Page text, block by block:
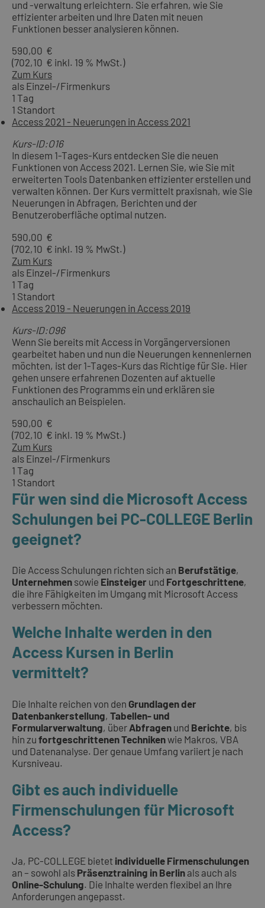
und -verwaltung erleichtern. Sie erfahren, wie Sie
effizienter arbeiten und Ihre Daten mit neuen
Funktionen besser analysieren können.
590,00 €
(702,10 € inkl. 19 % MwSt.)
Zum Kurs
als Einzel-/Firmenkurs
1 Tag
1 Standort
Access 2021 - Neuerungen in Access 2021
Kurs-ID:O16
In diesem 1-Tages-Kurs entdecken Sie die neuen
Funktionen von Access 2021. Lernen Sie, wie Sie mit
erweiterten Tools Datenbanken effizienter erstellen und
verwalten können. Der Kurs vermittelt praxisnah, wie Sie
Neuerungen in Abfragen, Berichten und der
Benutzeroberfläche optimal nutzen.
590,00 €
(702,10 € inkl. 19 % MwSt.)
Zum Kurs
als Einzel-/Firmenkurs
1 Tag
1 Standort
Access 2019 - Neuerungen in Access 2019
Kurs-ID:O96
Wenn Sie bereits mit Access in Vorgängerversionen
gearbeitet haben und nun die Neuerungen kennenlernen
möchten, ist der 1-Tages-Kurs das Richtige für Sie. Hier
gehen unsere erfahrenen Dozenten auf aktuelle
Funktionen des Programms ein und erklären sie
anschaulich an Beispielen.
590,00 €
(702,10 € inkl. 19 % MwSt.)
Zum Kurs
als Einzel-/Firmenkurs
1 Tag
1 Standort
Für wen sind die Microsoft Access
Schulungen bei PC-COLLEGE Berlin
geeignet?
Die Access Schulungen richten sich an Berufstätige,
Unternehmen sowie Einsteiger und Fortgeschrittene,
die ihre Fähigkeiten im Umgang mit Microsoft Access
verbessern möchten.
Welche Inhalte werden in den
Access Kursen in Berlin
vermittelt?
Die Inhalte reichen von den Grundlagen der
Datenbankerstellung, Tabellen- und
Formularverwaltung, über Abfragen und Berichte, bis
hin zu fortgeschrittenen Technikenwie Makros, VBA
und Datenanalyse. Der genaue Umfang variiert je nach
Kursniveau.
Gibt es auch individuelle
Firmenschulungen für Microsoft
Access?
Ja, PC-COLLEGE bietet individuelle Firmenschulungen
an – sowohl als Präsenztraining in Berlin als auch als
Online-Schulung. Die Inhalte werden flexibel an Ihre
Anforderungen angepasst.